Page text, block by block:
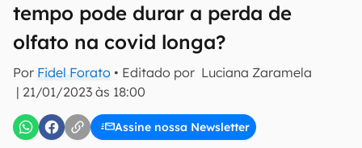
tempo pode durar a perda de
olfato na covid longa?
Por Fidel Forato • Editado por Luciana Zaramela
| 21/01/2023 às 18:00
Assine nossa Newsletter
E-mail
inscreva-se
Confirmo que li, aceito e concordo com os Termos de
Uso e Política de Privacidade do Canaltech.